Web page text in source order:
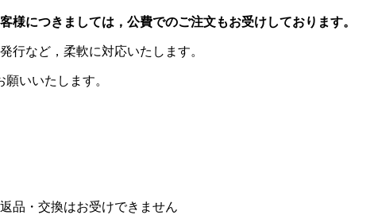
様につきましては，公費でのご注文もお受けしております。
行など，柔軟に対応いたします。
いいたします。
品・交換はお受けできません